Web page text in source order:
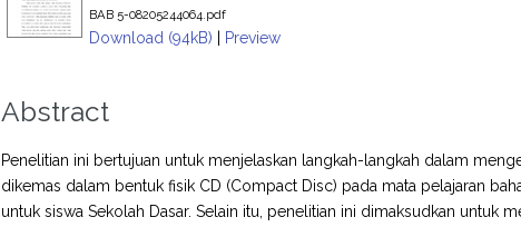
BAB 5-08205244064.pdf
Download (94kB) | Preview
Abstract
Penelitian ini bertujuan untuk menjelaskan langkah-langkah dalam
dikemas dalam bentuk fisik CD (Compact Disc) pada mata pelajaran
untuk siswa Sekolah Dasar. Selain itu, penelitian ini dimaksudkan untuk